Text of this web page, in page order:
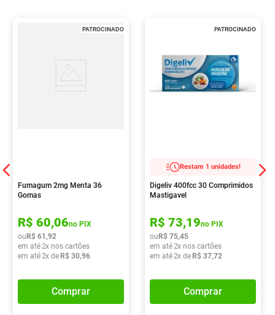
PATROCINADO
Fumagum 2mg Menta 36
Gomas
R$ 60,06no PIX
ou R$ 61 ,92
em até2x nos cartões
em até2x de R$ 30,96
Comprar
PATROCINADO
Restam 1 unidades!
Digeliv 400fcc 30 Comprimidos
Mastigavel
R$ 73,19no PIX
ou R$ 75,45
em até2x nos cartões
em até2x de R$ 37,72
Comprar